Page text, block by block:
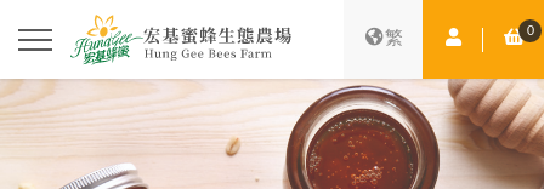
繁 Member 0